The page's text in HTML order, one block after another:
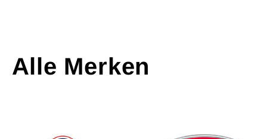
Alle Merken